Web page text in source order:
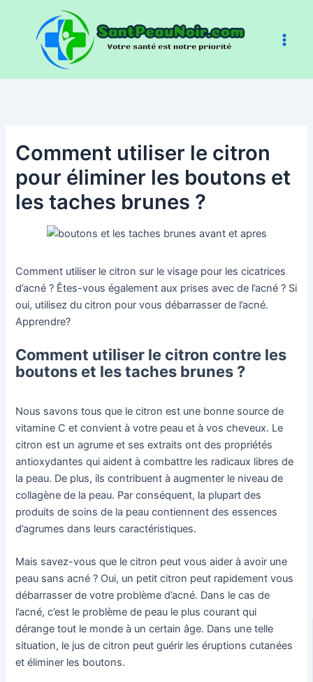
contenu
Comment utiliser le citron
pour éliminer les boutons et
les taches brunes ?
Comment utiliser le citron sur le visage pour les cicatrices
d’acné ? Êtes-vous également aux prises avec de l’acné ? Si
oui, utilisez du citron pour vous débarrasser de l’acné.
Apprendre?
Comment utiliser le citron contre les
boutons et les taches brunes ?
Nous savons tous que le citron est une bonne source de
vitamine C et convient à votre peau et à vos cheveux. Le
citron est un agrume et ses extraits ont des propriétés
antioxydantes qui aident à combattre les radicaux libres de
la peau. De plus, ils contribuent à augmenter le niveau de
collagène de la peau. Par conséquent, la plupart des
produits de soins de la peau contiennent des essences
d’agrumes dans leurs caractéristiques.
Mais savez-vous que le citron peut vous aider à avoir une
peau sans acné ? Oui, un petit citron peut rapidement vous
débarrasser de votre problème d’acné. Dans le cas de
l’acné, c’est le problème de peau le plus courant qui
dérange tout le monde à un certain âge. Dans une telle
situation, le jus de citron peut guérir les éruptions cutanées
et éliminer les boutons.